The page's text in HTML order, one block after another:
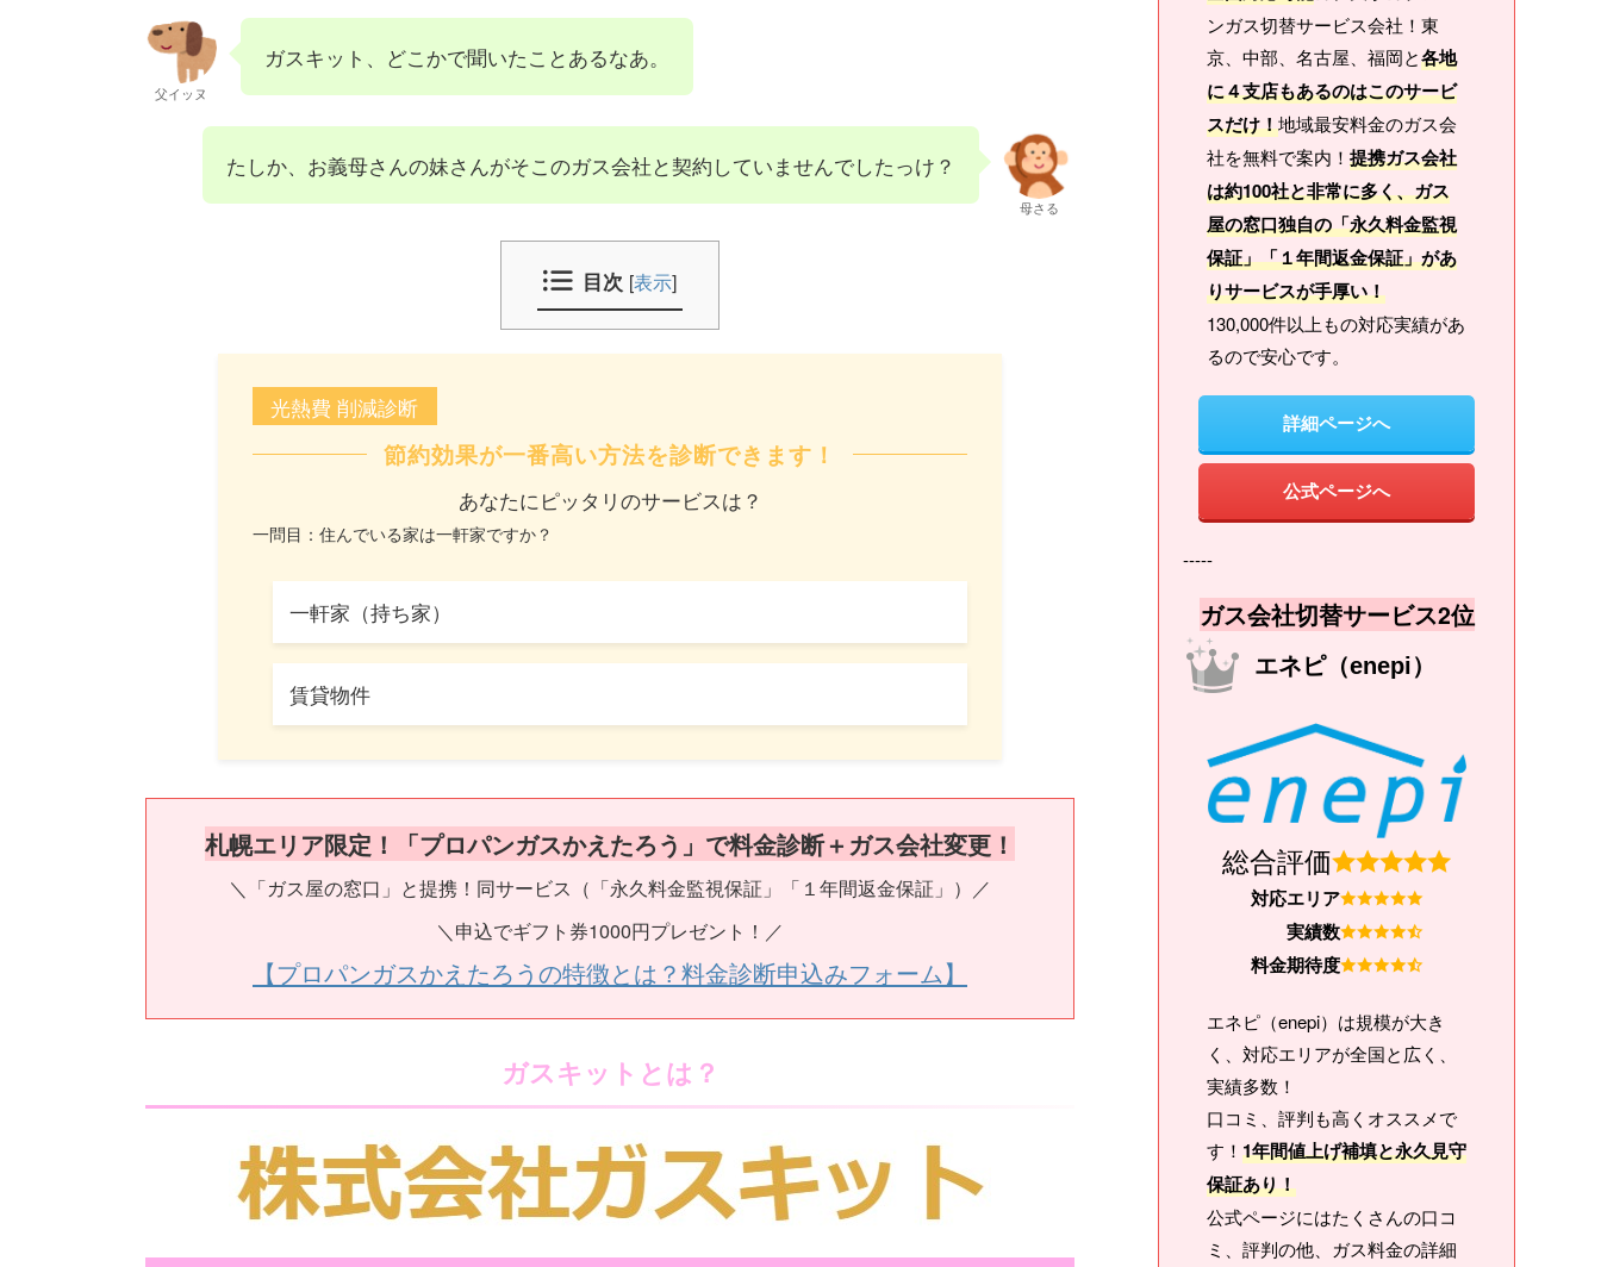
父イッヌ
ガスキット、どこかで聞いたことあるなあ。
たしか、お義母さんの妹さんがそこのガス会社と契約していませんでしたっけ？
母さる
目次 [表示]
光熱費 削減診断
節約効果が一番高い方法を診断できます！
あなたにピッタリのサービスは？
一問目：住んでいる家は一軒家ですか？
一軒家（持ち家）
賃貸物件
札幌エリア限定！「プロパンガスかえたろう」で料金診断＋ガス会社変更！
＼「ガス屋の窓口」と提携！同サービス（「永久料金監視保証」「１年間返金保証」）／
＼申込でギフト券1000円プレゼント！／
【プロパンガスかえたろうの特徴とは？料金診断申込みフォーム】
ガスキットとは？
ンガス切替サービス会社！東
京、中部、名古屋、福岡と各地
に４支店もあるのはこのサービ
スだけ！地域最安料金のガス会
社を無料で案内！ 提携ガス会社
は約100社と非常に多く、ガス
屋の窓口独自の「永久料金監視
保証」「１年間返金保証」があ
りサービスが手厚い！
130,000件以上もの対応実績があ
るので安心です。
詳細ページへ
公式ページへ
-----
ガス会社切替サービス2位
エネピ（enepi）
総合評価
対応エリア
実績数
料金期待度
エネピ（enepi）は規模が大き
く、対応エリアが全国と広く、
実績多数！
口コミ、評判も高くオススメで
す！ 1年間値上げ補填と永久見守
保証あり！
公式ページにはたくさんの口コ
ミ、評判の他、ガス料金の詳細